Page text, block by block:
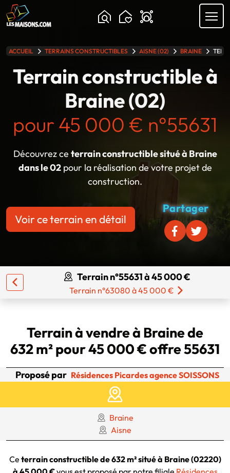
ACCUEIL TERRAINS CONSTRUCTIBLES AISNE (02) BRAINE
Terrain constructible à
Braine (02)
pour 45 000 € n°55631
Découvrez ce terrain constructible situé à Braine
dans le 02pour la réalisation de votre projet de
construction.
Voir ce terrain en détail
Partager
Terrain n°55631 à 45 000 €
Terrain n°63080 à 45 000 €
Terrain à vendre à Braine de
632 m² pour 45 000 € offre 55631
Proposé par Résidences Picardes agence SOISSONS
Braine
Aisne
Ce terrain constructible de 632 m² situé à Braine (02220)